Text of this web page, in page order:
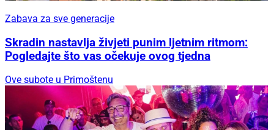
Zabava za sve generacije
Skradin nastavlja živjeti punim ljetnim ritmom:
Pogledajte što vas očekuje ovog tjedna
Ove subote u Primoštenu